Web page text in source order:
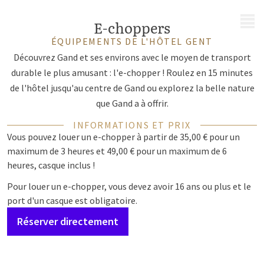
E-choppers
ÉQUIPEMENTS DE L'HÔTEL GENT
Découvrez Gand et ses environs avec le moyen de transport
durable le plus amusant : l'e-chopper ! Roulez en 15 minutes
de l'hôtel jusqu'au centre de Gand ou explorez la belle nature
que Gand a à offrir.
INFORMATIONS ET PRIX
Vous pouvez louer un e-chopper à partir de 35,00 € pour un
maximum de 3 heures et 49,00 € pour un maximum de 6
heures, casque inclus !
Pour louer un e-chopper, vous devez avoir 16 ans ou plus et le
port d'un casque est obligatoire.
Réserver directement